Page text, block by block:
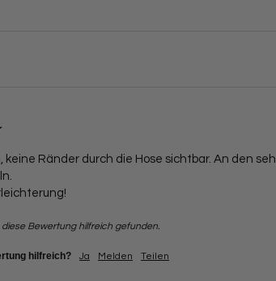
keine Ränder durch die Hose sichtbar. An den
diese Bewertung hilfreich gefunden.
hilfreich? Ja Melden Teilen